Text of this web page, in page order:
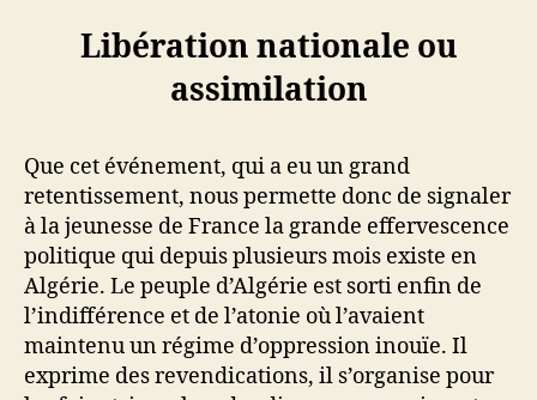
Libération nationale ou
assimilation
Que cet événement, qui a eu un grand
retentissement, nous permette donc de signaler
à la jeunesse de France la grande effervescence
politique qui depuis plusieurs mois existe en
Algérie. Le peuple d’Algérie est sorti enfin de
l’indifférence et de l’atonie où l’avaient
maintenu un régime d’oppression inouïe. Il
exprime des revendications, il s’organise pour